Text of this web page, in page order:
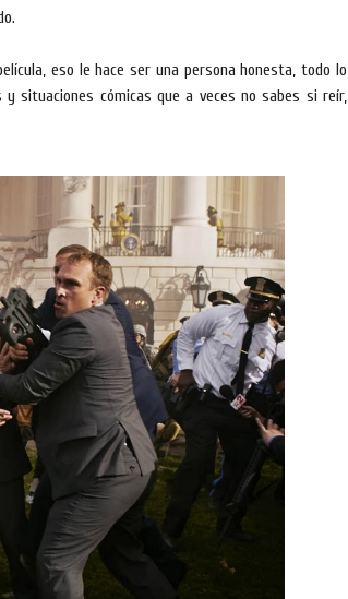
eso le hace ser una persona honesta, todo lo
situaciones cómicas que a veces no sabes si reír,